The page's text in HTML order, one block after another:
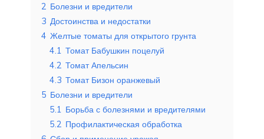
2 Болезни и вредители
3 Достоинства и недостатки
4 Желтые томаты для открытого грунта
4.1 Томат Бабушкин поцелуй
4.2 Томат Апельсин
4.3 Томат Бизон оранжевый
5 Болезни и вредители
5.1 Борьба с болезнями и вредителями
5.2 Профилактическая обработка